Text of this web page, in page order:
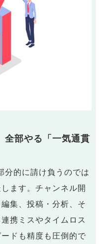
全部やる「一気通貫
分的に請け負うのでは
ます。チャンネル開
集、投稿・分析、そ
携ミスやタイムロス
ドも精度も圧倒的で